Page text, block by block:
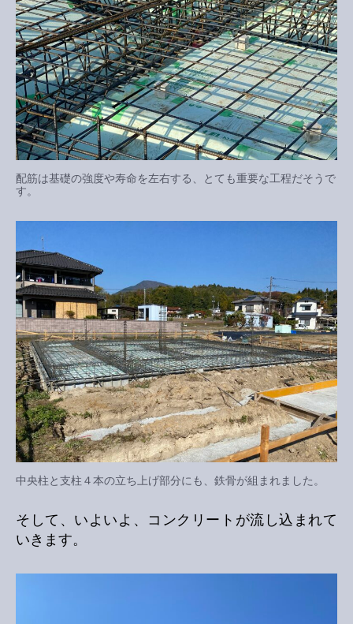
配筋は基礎の強度や寿命を左右する、とても重要な工程だそうで
す。
中央柱と支柱４本の立ち上げ部分にも、鉄骨が組まれました。
そして、いよいよ、コンクリートが流し込まれて
いきます。